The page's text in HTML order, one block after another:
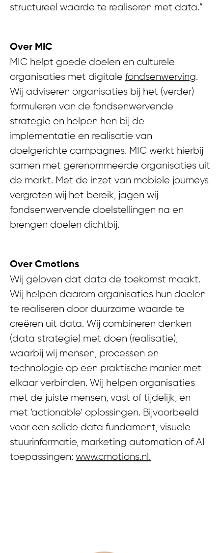
structureel waarde te realiseren met data.”
Over MIC
MIC helpt goede doelen en culturele
organisaties met digitale fondsenwerving.
Wij adviseren organisaties bij het (verder)
formuleren van de fondsenwervende
strategie en helpen hen bij de
implementatie en realisatie van
doelgerichte campagnes. MIC werkt hierbij
samen met gerenommeerde organisaties uit
de markt. Met de inzet van mobiele journeys
vergroten wij het bereik, jagen wij
fondsenwervende doelstellingen na en
brengen doelen dichtbij.
Over Cmotions
Wij geloven dat data de toekomst maakt.
Wij helpen daarom organisaties hun doelen
te realiseren door duurzame waarde te
creëren uit data. Wij combineren denken
(data strategie) met doen (realisatie),
waarbij wij mensen, processen en
technologie op een praktische manier met
elkaar verbinden. Wij helpen organisaties
met de juiste mensen, vast of tijdelijk, en
met ‘actionable’ oplossingen. Bijvoorbeeld
voor een solide data fundament, visuele
stuurinformatie, marketing automation of AI
toepassingen: www.cmotions.nl.